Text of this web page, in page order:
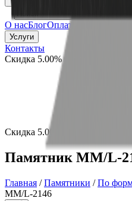
О насБлогОплата
Услуги
Контакты
Скидка 5.00% на Надгробные
Скидка 5.00% на Надгробные
Памятник ММ/L-
Главная /Памятники /По
ММ/L-2146